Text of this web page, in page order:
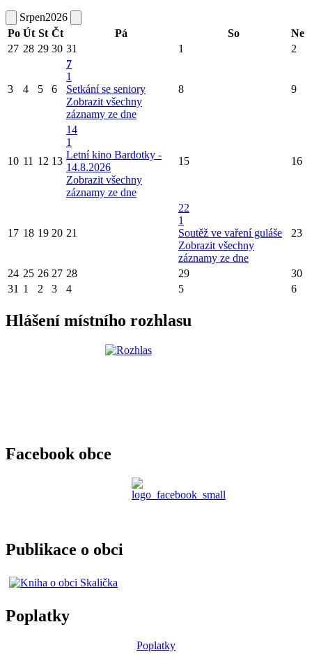
Srpen2026
Po Út St Čt Pá So
Ne
27 28 29 30 31 1 2
3 4 5 6
7
1
Setkání se seniory
Zobrazit všechny
záznamy ze dne
8 9
10 11 12 13
14
1
Letní kino Bardotky -
14.8.2026
Zobrazit všechny
záznamy ze dne
15 16
17 18 19 20 21
22
1
Soutěž ve vaření guláše
Zobrazit všechny
záznamy ze dne
23
24 25 26 27 28 29
30
31 1 2 3 4 5 6
Hlášení místního rozhlasu
Facebook obce
Publikace o obci
Poplatky
Poplatky